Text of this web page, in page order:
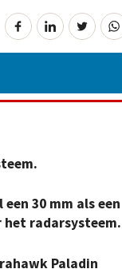
30 mm als een
het radarsysteem.
Paladin